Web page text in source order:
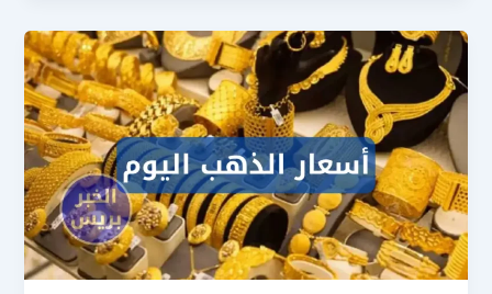
اليوم
في
العراق
الجمعة
27
يونيو
2025..
تراجع
مستمر
في